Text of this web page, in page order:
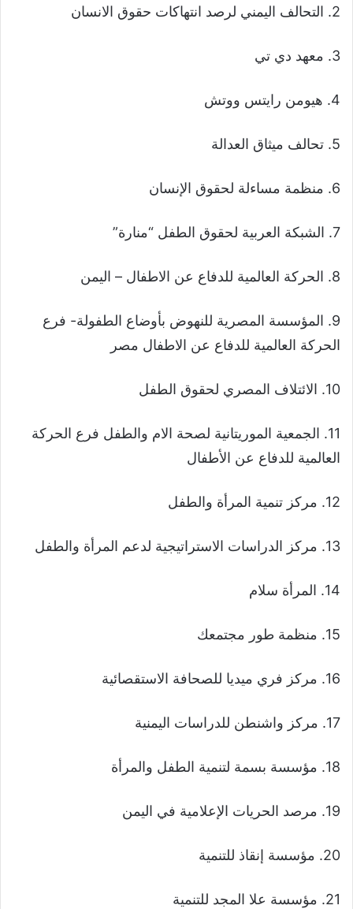
2. التحالف اليمني لرصد انتهاكات حقوق الانسان
3. معهد دي تي
4. هيومن رايتس ووتش
5. تحالف ميثاق العدالة
6. منظمة مساءلة لحقوق الإنسان
7. الشبكة العربية لحقوق الطفل “منارة”
8. الحركة العالمية للدفاع عن الاطفال – اليمن
9. المؤسسة المصرية للنهوض بأوضاع الطفولة- فرع
الحركة العالمية للدفاع عن الاطفال مصر
10. الائتلاف المصري لحقوق الطفل
11. الجمعية الموريتانية لصحة الام والطفل فرع الحركة
العالمية للدفاع عن الأطفال
12. مركز تنمية المرأة والطفل
13. مركز الدراسات الاستراتيجية لدعم المرأة والطفل
14. المرأة سلام
15. منظمة طور مجتمعك
16. مركز فري ميديا للصحافة الاستقصائية
17. مركز واشنطن للدراسات اليمنية
18. مؤسسة بسمة لتنمية الطفل والمرأة
19. مرصد الحريات الإعلامية في اليمن
20. مؤسسة إنقاذ للتنمية
21. مؤسسة علا المجد للتنمية